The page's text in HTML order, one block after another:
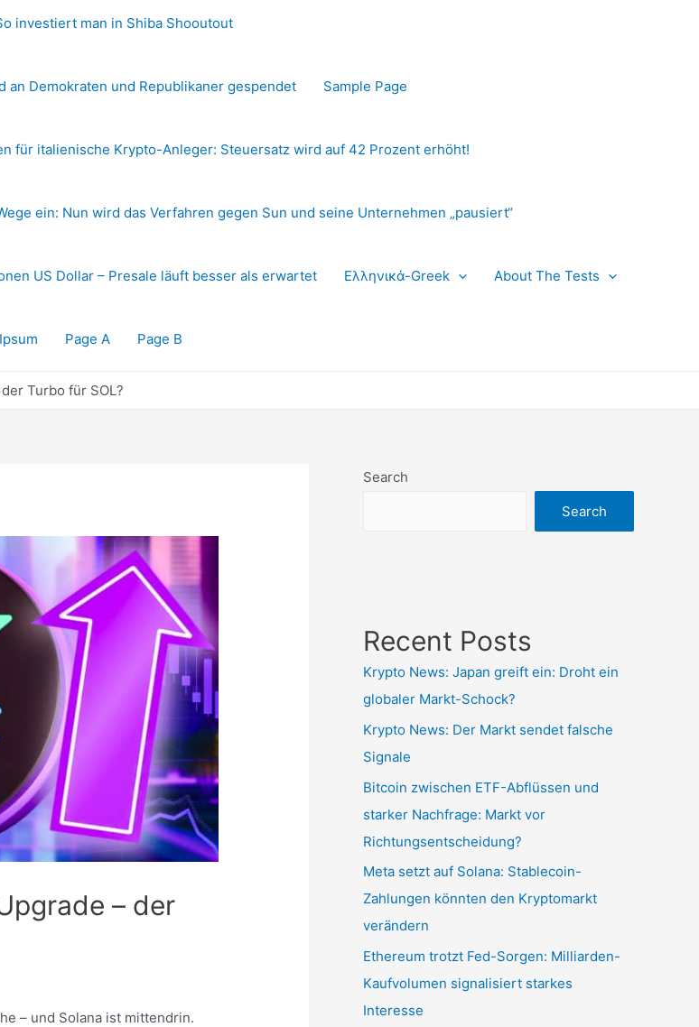
investiert man in Shiba Shooutout
an Demokraten und Republikaner gespendet Sample Page
für italienische Krypto-Anleger: Steuersatz wird auf 42 Prozent erhöht!
ein: Nun wird das Verfahren gegen Sun und seine Unternehmen „pausiert“
US Dollar – Presale läuft besser als erwartet Ελληνικά-Greek About The Tests
Page A Page B
Turbo für SOL?
– der
– und Solana ist mittendrin.
Search
Search
Recent Posts
Krypto News: Japan greift ein: Droht ein
globaler Markt-Schock?
Krypto News: Der Markt sendet falsche
Signale
Bitcoin zwischen ETF-Abflüssen und
starker Nachfrage: Markt vor
Richtungsentscheidung?
Meta setzt auf Solana: Stablecoin-
Zahlungen könnten den Kryptomarkt
verändern
Ethereum trotzt Fed-Sorgen: Milliarden-
Kaufvolumen signalisiert starkes
Interesse